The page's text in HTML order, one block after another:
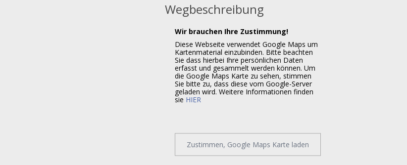
Wegbeschreibung
Wir brauchen Ihre Zustimmung!
Diese Webseite verwendet Google Maps um
Kartenmaterial einzubinden. Bitte beachten
Sie dass hierbei Ihre persönlichen Daten
erfasst und gesammelt werden können. Um
die Google Maps Karte zu sehen, stimmen
Sie bitte zu, dass diese vom Google-Server
geladen wird. Weitere Informationen finden
sie HIER
Zustimmen, Google Maps Karte laden